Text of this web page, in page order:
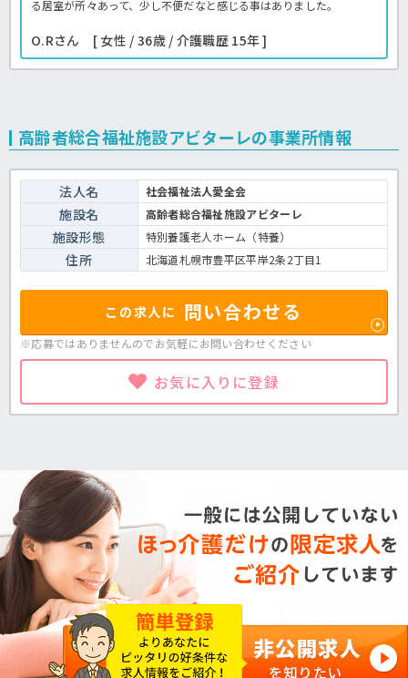
る居室が所々あって、少し不便だなと感じる事はありました。
O.Rさん [ 女性 / 36歳 / 介護職歴 15年 ]
高齢者総合福祉施設アビターレの事業所情報
法人名 社会福祉法人愛全会
施設名 高齢者総合福祉施設アビターレ
施設形態 特別養護老人ホーム（特養）
住所 北海道札幌市豊平区平岸2条2丁目1
この求人に 問い合わせる
※応募ではありませんのでお気軽にお問い合わせください
お気に入りに登録